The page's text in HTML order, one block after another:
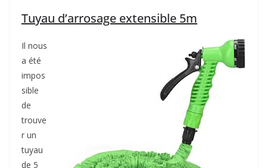
Tuyau d’arrosage extensible 5m
Il nous
a été
impos
sible
de
trouve
r un
tuyau
de 5